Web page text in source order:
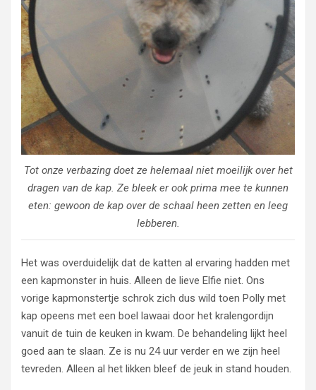
Tot onze verbazing doet ze helemaal niet moeilijk over het
dragen van de kap. Ze bleek er ook prima mee te kunnen
eten: gewoon de kap over de schaal heen zetten en leeg
lebberen.
Het was overduidelijk dat de katten al ervaring hadden met
een kapmonster in huis. Alleen de lieve Elfie niet. Ons
vorige kapmonstertje schrok zich dus wild toen Polly met
kap opeens met een boel lawaai door het kralengordijn
vanuit de tuin de keuken in kwam. De behandeling lijkt heel
goed aan te slaan. Ze is nu 24 uur verder en we zijn heel
tevreden. Alleen al het likken bleef de jeuk in stand houden.